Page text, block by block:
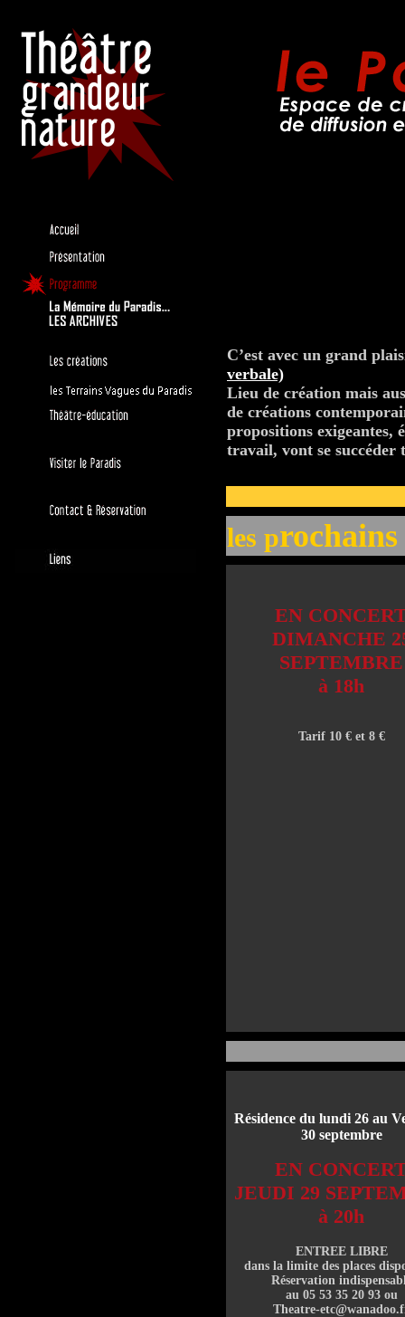
C’est avec un grand
verbale)
Lieu de création mais
de créations
propositions exigeantes,
travail, vont se succéder
les p
EN
DIMANCHE
SEPTEMBRE
à 18h
Tarif 10 € et 8 €
Résidence du lundi 26 au
30 septembre
EN
JEUDI 29
à 20h
ENTREE LIBRE
dans la limite des places
Réservation
au 05 53 35 20 93 ou
Theatre-